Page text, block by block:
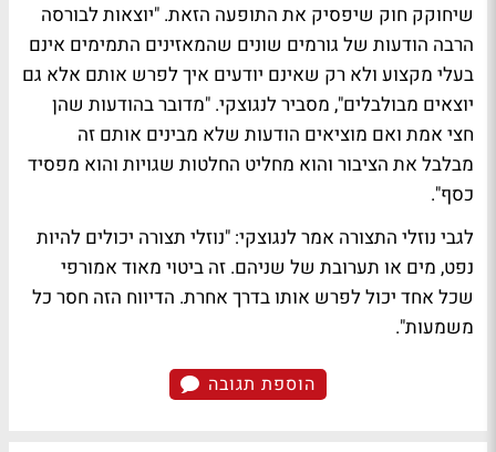
שיחוקק חוק שיפסיק את התופעה הזאת. "יוצאות לבורסה
הרבה הודעות של גורמים שונים שהמאזינים התמימים אינם
בעלי מקצוע ולא רק שאינם יודעים איך לפרש אותם אלא גם
יוצאים מבולבלים", מסביר לנגוצקי. "מדובר בהודעות שהן
חצי אמת ואם מוציאים הודעות שלא מבינים אותם זה
מבלבל את הציבור והוא מחליט החלטות שגויות והוא מפסיד
כסף".
לגבי נוזלי התצורה אמר לנגוצקי: "נוזלי תצורה יכולים להיות
נפט, מים או תערובת של שניהם. זה ביטוי מאוד אמורפי
שכל אחד יכול לפרש אותו בדרך אחרת. הדיווח הזה חסר כל
משמעות".
הוספת תגובה